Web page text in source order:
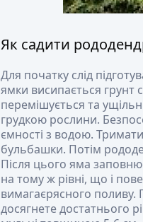
Як садити
Для початку слід
ямки висипається грунт
перемішується та
грудкою рослини.
ємності з водою.
бульбашки. Потім
Після цього яма
на тому ж рівні, що і
вимагаєрясного поливу.
досягнете достатнього